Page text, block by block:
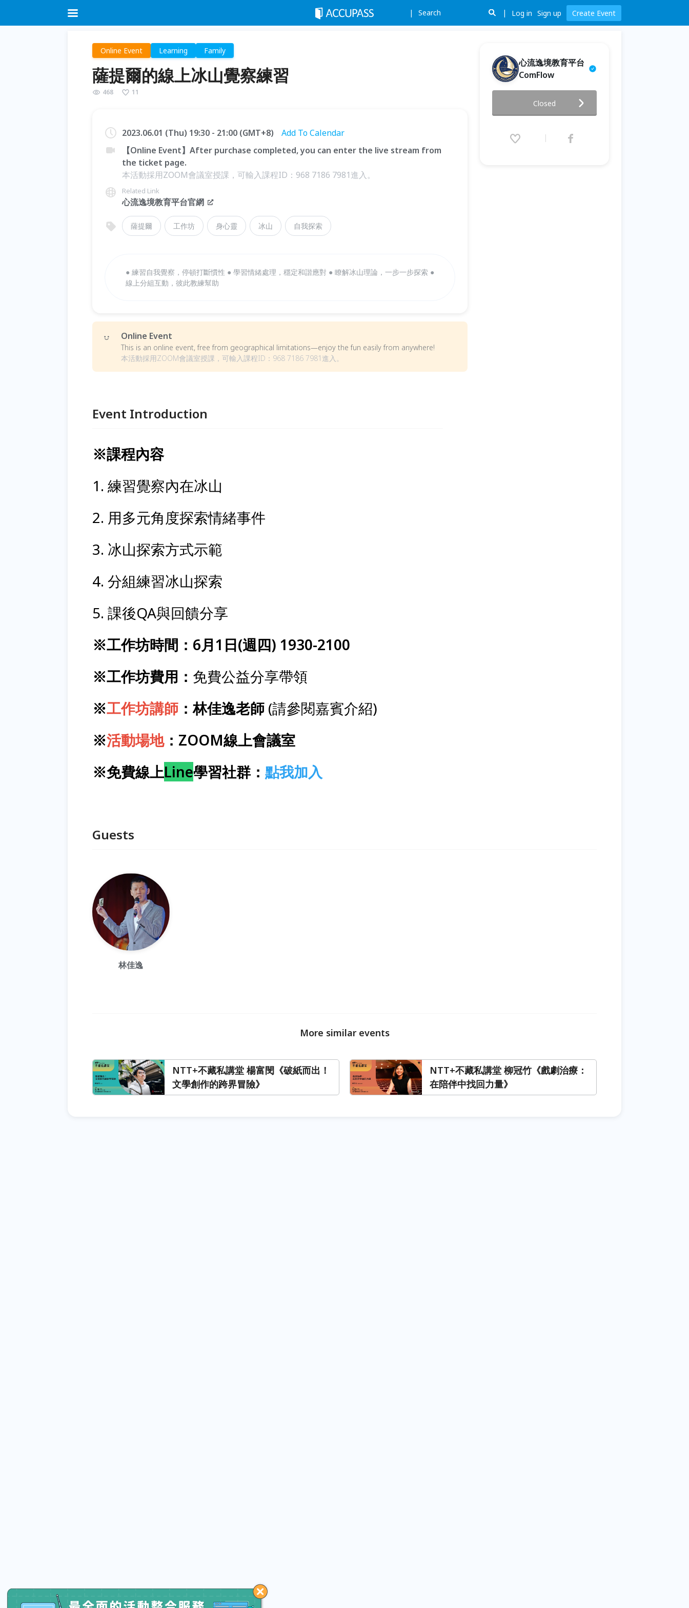
Search Log in Sign up Create Event
Online Event Learning Family
薩提爾的線上冰山覺察練習
468 11
2023.06.01 (Thu) 19:30 - 21:00 (GMT+8)
Add To Calendar
【Online Event】After purchase completed, you can enter the live stream from
the ticket page.
本活動採用ZOOM會議室授課，可輸入課程ID：968 7186 7981進入。
Related Link
心流逸境教育平台官網
薩提爾 工作坊 身心靈 冰山 自我探索
● 練習自我覺察，停頓打斷慣性 ● 學習情緒處理，穩定和諧應對 ● 瞭解冰山理論，一步一步探索 ●
線上分組互動，彼此教練幫助
Online Event
This is an online event, free from geographical limitations—enjoy the fun easily from anywhere!
本活動採用ZOOM會議室授課，可輸入課程ID：968 7186 7981進入。
Event Introduction
※課程內容
1. 練習覺察內在冰山
2. 用多元角度探索情緒事件
3. 冰山探索方式示範
4. 分組練習冰山探索
5. 課後QA與回饋分享
※工作坊時間：6月1日(週四) 1930-2100
※工作坊費用： 免費公益分享帶領
※工作坊講師 ：林佳逸老師 (請參閱嘉賓介紹)
※活動場地：ZOOM線上會議室
※免費線上Line學習社群： 點我加入
心流逸境教育平台
ComFlow
2023.06.01 (Thu) 19:30 - 21:00
(GMT+8)
Closed
Guests
林佳逸
More similar events
NTT+不藏私講堂 楊富閔《破紙而出！
文學創作的跨界冒險》
NTT+不藏私講堂 柳冠竹《戲劇治療：
在陪伴中找回力量》